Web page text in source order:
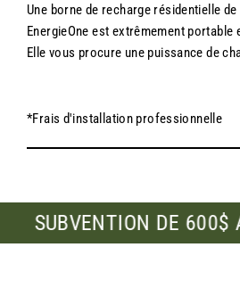
Une borne de recharge résidentielle
EnergieOne est extrêmement portable
Elle vous procure une puissance de
*Frais d'installation professionnelle
DE 600$